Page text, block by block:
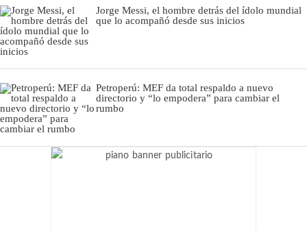
Jorge Messi, el hombre detrás del ídolo mundial
que lo acompañó desde sus inicios
Petroperú: MEF da total respaldo a nuevo
directorio y “lo empodera” para cambiar el
rumbo